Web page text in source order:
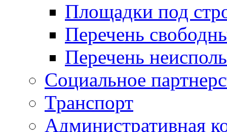
Площадки под
Перечень
Перечень
Социальное
Транспорт
Административная